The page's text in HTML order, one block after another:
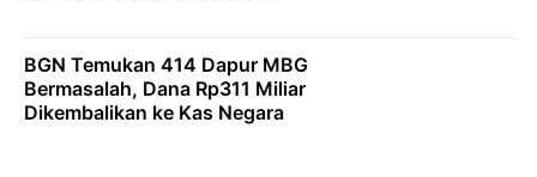
BGN Temukan 414 Dapur MBG
Bermasalah, Dana Rp311 Miliar
Dikembalikan ke Kas Negara